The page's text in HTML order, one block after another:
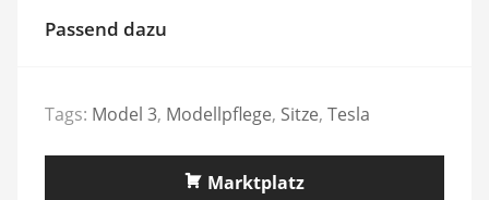
Passend dazu
Tags: Model 3, Modellpflege, Sitze, Tesla
Marktplatz